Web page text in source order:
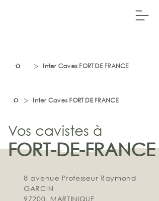
> Inter Caves FORT DE FRANCE
> Inter Caves FORT DE FRANCE
8 avenue Professeur Raymond
GARCIN
97200, MARTINIQUE
Vos cavistes à
FORT-DE-FRANCE